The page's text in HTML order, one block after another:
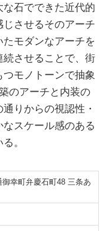
石でできた近代的
させるそのアーチ
モダンなアーチを
させることで、街
モノトーンで抽象
のアーチと内装の
りからの視認性・
スケール感のある
。
幸町弁慶石町48 三条あ